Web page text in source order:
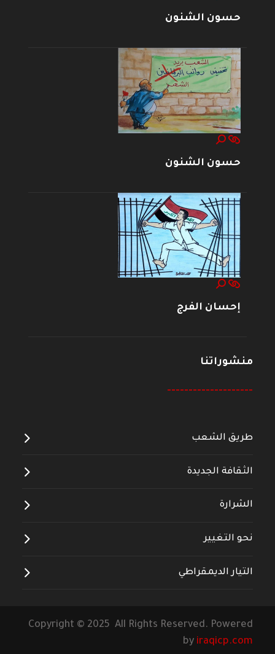
حسون الشنون
حسون الشنون
إحسان الفرج
منشوراتنا
--------------------
طريق الشعب
الثقافة الجديدة
الشرارة
نحو التغيير
التيار الديمقراطي
Copyright © 2025 All Rights Reserved. Powered
by iraqicp.com